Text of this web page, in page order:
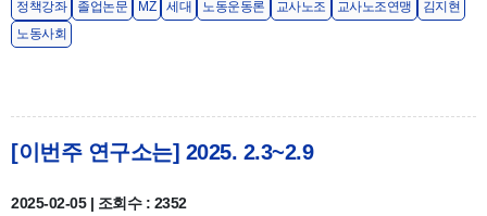
정책강좌 졸업논문 MZ 세대 노동운동론 교사노조 교사노조연맹
김지현
노동사회
[이번주 연구소는] 2025. 2.3~2.9
2025-02-05 | 조회수 : 2352